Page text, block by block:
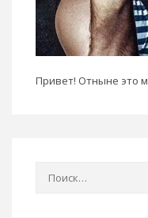
Привет! Отныне это
Найти: